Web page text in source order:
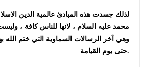
لذلك جسدت هذه المبادئ عالمية الدين
محمد عليه السلام ، لانها للناس كافة ،
وهي آخر الرسالات السماوية التي ختم الله
حتى يوم القيامة.